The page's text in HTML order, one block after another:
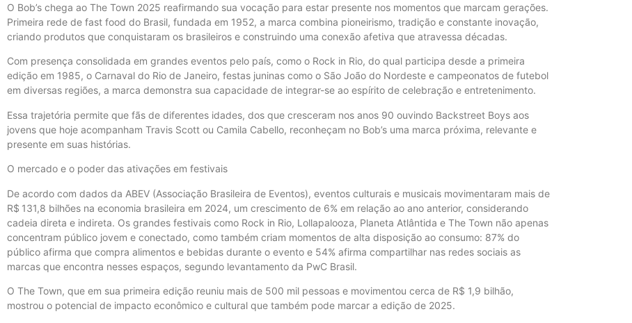
O Bob’s chega ao The Town 2025 reafirmando sua vocação para estar presente nos momentos que marcam gerações.
Primeira rede de fast food do Brasil, fundada em 1952, a marca combina pioneirismo, tradição e constante inovação,
criando produtos que conquistaram os brasileiros e construindo uma conexão afetiva que atravessa décadas.
Com presença consolidada em grandes eventos pelo país, como o Rock in Rio, do qual participa desde a primeira
edição em 1985, o Carnaval do Rio de Janeiro, festas juninas como o São João do Nordeste e campeonatos de futebol
em diversas regiões, a marca demonstra sua capacidade de integrar-se ao espírito de celebração e entretenimento.
Essa trajetória permite que fãs de diferentes idades, dos que cresceram nos anos 90 ouvindo Backstreet Boys aos
jovens que hoje acompanham Travis Scott ou Camila Cabello, reconheçam no Bob’s uma marca próxima, relevante e
presente em suas histórias.
O mercado e o poder das ativações em festivais
De acordo com dados da ABEV (Associação Brasileira de Eventos), eventos culturais e musicais movimentaram mais de
R$ 131,8 bilhões na economia brasileira em 2024, um crescimento de 6% em relação ao ano anterior, considerando
cadeia direta e indireta. Os grandes festivais como Rock in Rio, Lollapalooza, Planeta Atlântida e The Town não apenas
concentram público jovem e conectado, como também criam momentos de alta disposição ao consumo: 87% do
público afirma que compra alimentos e bebidas durante o evento e 54% afirma compartilhar nas redes sociais as
marcas que encontra nesses espaços, segundo levantamento da PwC Brasil.
O The Town, que em sua primeira edição reuniu mais de 500 mil pessoas e movimentou cerca de R$ 1,9 bilhão,
mostrou o potencial de impacto econômico e cultural que também pode marcar a edição de 2025.